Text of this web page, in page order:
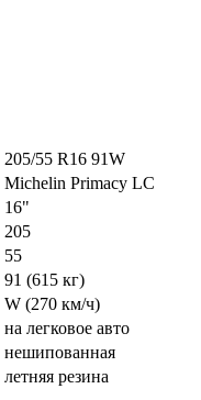
205/55 R16 91W
Michelin Primacy LC
16"
205
55
91 (615 кг)
W (270 км/ч)
на легковое авто
нешипованная
летняя резина